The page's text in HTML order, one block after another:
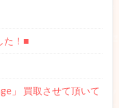
た！■
」 買取させて頂いて